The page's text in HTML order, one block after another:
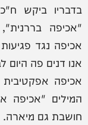
בדבריו ביקש
"אכיפה
אכיפה נגד
אנו דנים פה
אכיפה
המילים "אכיפה
חושבת גם מיארה.